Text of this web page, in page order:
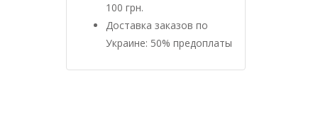
100 грн.
Доставка заказов по
Украине: 50% предоплаты